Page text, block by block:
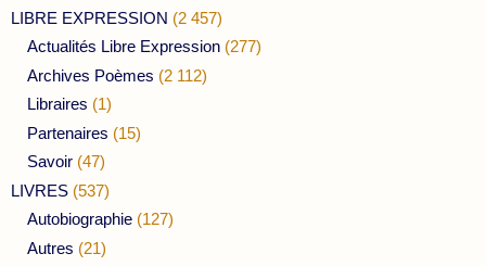
LIBRE EXPRESSION (2 457)
Actualités Libre Expression (277)
Archives Poèmes (2 112)
Libraires (1)
Partenaires (15)
Savoir (47)
LIVRES (537)
Autobiographie (127)
Autres (21)